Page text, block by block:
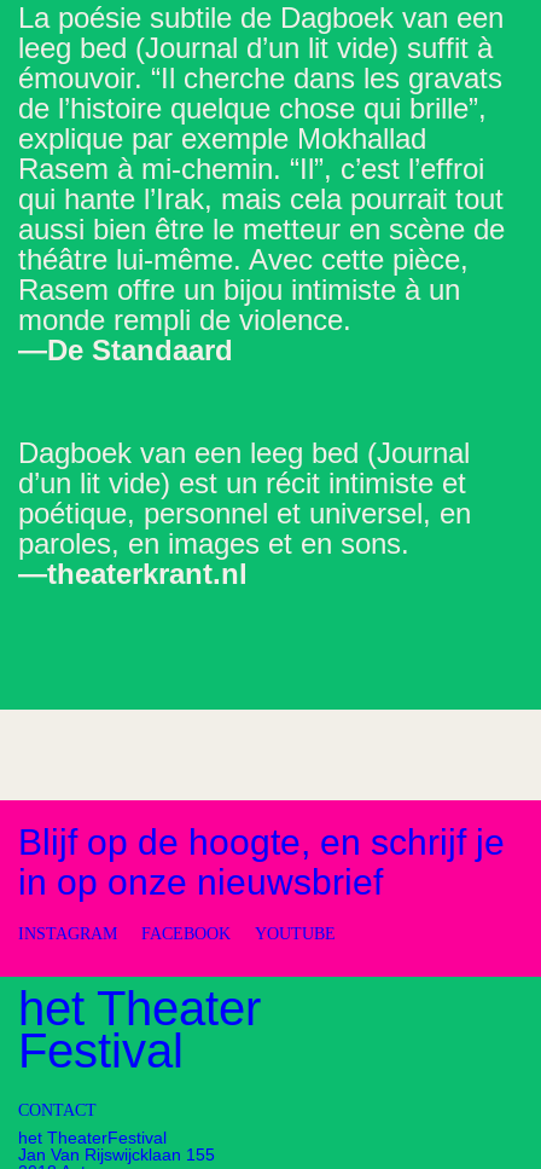
La poésie subtile de Dagboek van een
leeg bed (Journal d’un lit vide) suffit à
émouvoir. “Il cherche dans les gravats
de l’histoire quelque chose qui brille”,
explique par exemple Mokhallad
Rasem à mi-chemin. “Il”, c’est l’effroi
qui hante l’Irak, mais cela pourrait tout
aussi bien être le metteur en scène de
théâtre lui-même. Avec cette pièce,
Rasem offre un bijou intimiste à un
monde rempli de violence.
—De Standaard
Dagboek van een leeg bed (Journal
d’un lit vide) est un récit intimiste et
poétique, personnel et universel, en
paroles, en images et en sons.
—theaterkrant.nl
Blijf op de hoogte, en schrijf je
in op onze nieuwsbrief
INSTAGRAM FACEBOOK YOUTUBE
het Theater
Festival
CONTACT
het TheaterFestival
Jan Van Rijswijcklaan 155